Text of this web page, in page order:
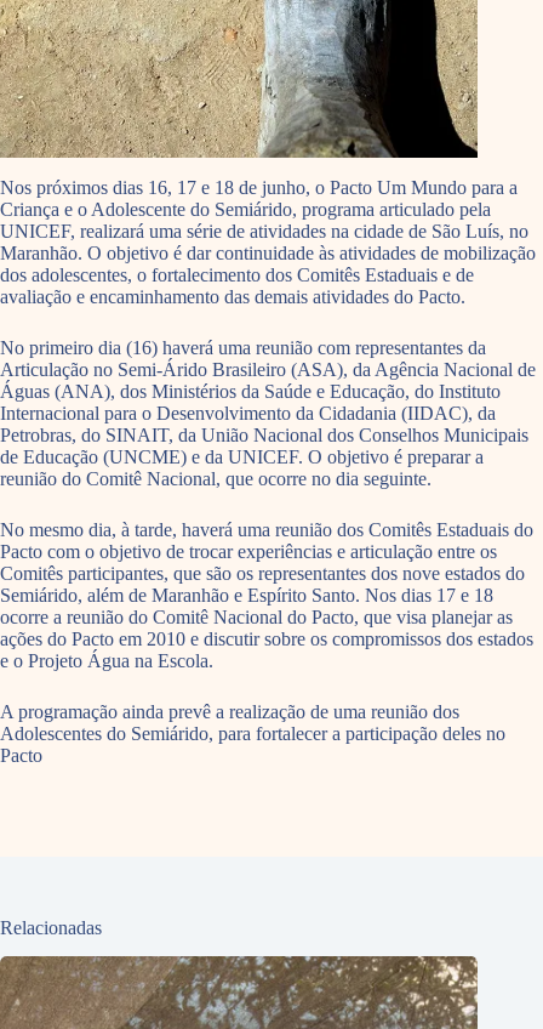
Nos próximos dias 16, 17 e 18 de junho, o Pacto Um Mundo para a
Criança e o Adolescente do Semiárido, programa articulado pela
UNICEF, realizará uma série de atividades na cidade de São Luís, no
Maranhão. O objetivo é dar continuidade às atividades de mobilização
dos adolescentes, o fortalecimento dos Comitês Estaduais e de
avaliação e encaminhamento das demais atividades do Pacto.
No primeiro dia (16) haverá uma reunião com representantes da
Articulação no Semi-Árido Brasileiro (ASA), da Agência Nacional de
Águas (ANA), dos Ministérios da Saúde e Educação, do Instituto
Internacional para o Desenvolvimento da Cidadania (IIDAC), da
Petrobras, do SINAIT, da União Nacional dos Conselhos Municipais
de Educação (UNCME) e da UNICEF. O objetivo é preparar a
reunião do Comitê Nacional, que ocorre no dia seguinte.
No mesmo dia, à tarde, haverá uma reunião dos Comitês Estaduais do
Pacto com o objetivo de trocar experiências e articulação entre os
Comitês participantes, que são os representantes dos nove estados do
Semiárido, além de Maranhão e Espírito Santo. Nos dias 17 e 18
ocorre a reunião do Comitê Nacional do Pacto, que visa planejar as
ações do Pacto em 2010 e discutir sobre os compromissos dos estados
e o Projeto Água na Escola.
A programação ainda prevê a realização de uma reunião dos
Adolescentes do Semiárido, para fortalecer a participação deles no
Pacto
Relacionadas